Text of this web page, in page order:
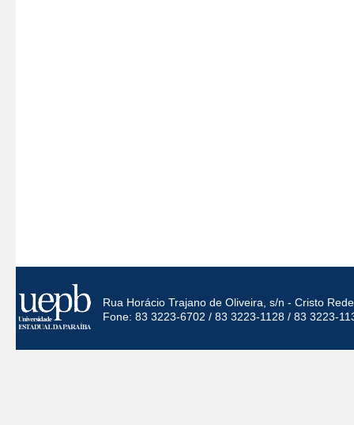
Rua Horácio Trajano de Oliveira, s/n - Cristo
Fone: 83 3223-6702 / 83 3223-1128 / 83 3223-